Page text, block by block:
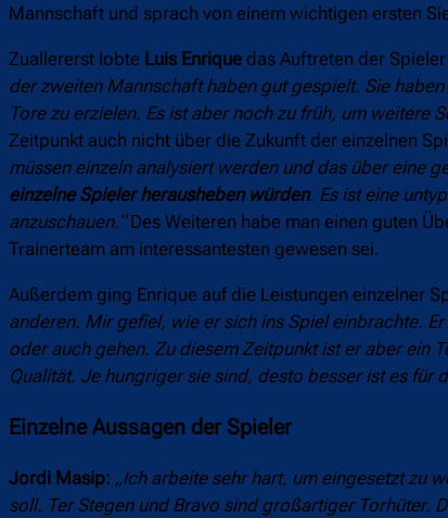
Mannschaft und sprach von einem wichtigen ersten
Zuallererst lobte Luis Enrique das Auftreten der
der zweiten Mannschaft haben gut gespielt. Sie
Tore zu erzielen. Es ist aber noch zu früh, um weitere
Zeitpunkt auch nicht über die Zukunft der einzelnen
müssen einzeln analysiert werden und das über eine
einzelne Spieler herausheben würden. Es ist eine
anzuschauen.“Des Weiteren habe man einen guten
Trainerteam am interessantesten gewesen sei.
Außerdem ging Enrique auf die Leistungen einzelner
anderen. Mir gefiel, wie er sich ins Spiel einbrachte.
oder auch gehen. Zu diesem Zeitpunkt ist er aber ein
Qualität. Je hungriger sie sind, desto besser ist es für
Einzelne Aussagen der Spieler
Jordi Masip: „Ich arbeite sehr hart, um eingesetzt zu
soll. Ter Stegen und Bravo sind großartiger Torhüter.